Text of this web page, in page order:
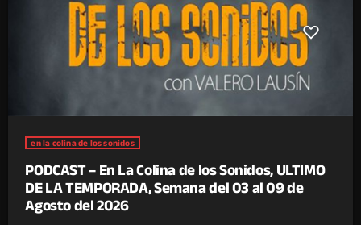
en la colina de los sonidos
PODCAST – En La Colina de los Sonidos, ULTIMO
DE LA TEMPORADA, Semana del 03 al 09 de
Agosto del 2026